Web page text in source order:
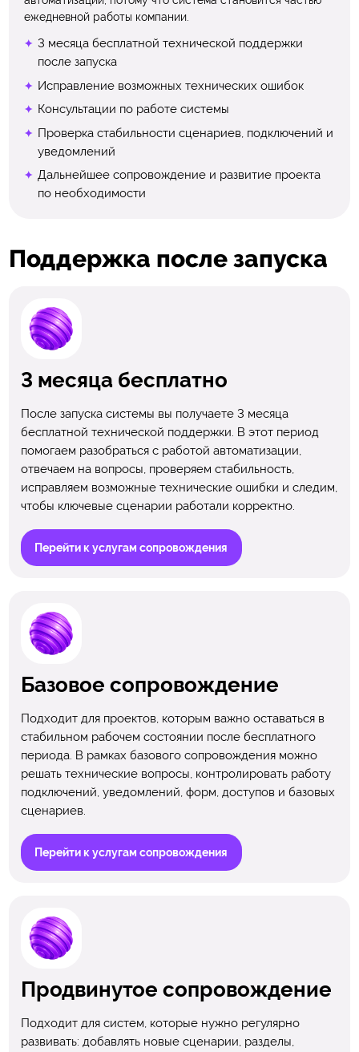
ежедневной работы компании.
3 месяца бесплатной технической поддержки
после запуска
Исправление возможных технических ошибок
Консультации по работе системы
Проверка стабильности сценариев, подключений и
уведомлений
Дальнейшее сопровождение и развитие проекта
по необходимости
Поддержка после запуска
3 месяца бесплатно
После запуска системы вы получаете 3 месяца
бесплатной технической поддержки. В этот период
помогаем разобраться с работой автоматизации,
отвечаем на вопросы, проверяем стабильность,
исправляем возможные технические ошибки и следим,
чтобы ключевые сценарии работали корректно.
Перейти к услугам сопровождения
Базовое сопровождение
Подходит для проектов, которым важно оставаться в
стабильном рабочем состоянии после бесплатного
периода. В рамках базового сопровождения можно
решать технические вопросы, контролировать работу
подключений, уведомлений, форм, доступов и базовых
сценариев.
Перейти к услугам сопровождения
Продвинутое сопровождение
Подходит для систем, которые нужно регулярно
развивать: добавлять новые сценарии, разделы,